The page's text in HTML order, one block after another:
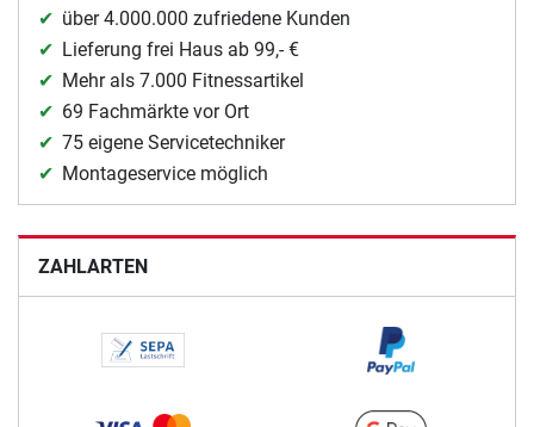
über 4.000.000 zufriedene Kunden
Lieferung frei Haus ab 99,- €
Mehr als 7.000 Fitnessartikel
69 Fachmärkte vor Ort
75 eigene Servicetechniker
Montageservice möglich
ZAHLARTEN